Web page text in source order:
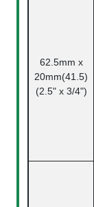
62.5mm x
20mm(41.5)
(2.5" x 3/4")